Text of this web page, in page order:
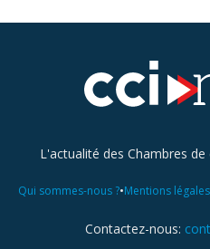
L'actualité des Chambres
Qui sommes-nous ?•Mentions légales
Contactez-nous: